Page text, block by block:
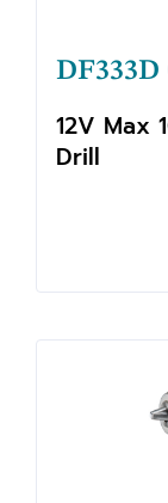
12V Max
Drill